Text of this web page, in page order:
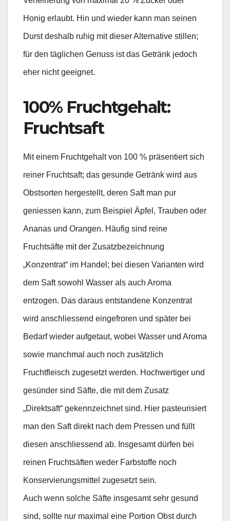
Honig erlaubt. Hin und wieder kann man seinen
Durst deshalb ruhig mit dieser Alternative stillen;
für den täglichen Genuss ist das Getränk jedoch
eher nicht geeignet.
100% Fruchtgehalt:
Fruchtsaft
Mit einem Fruchtgehalt von 100 % präsentiert sich
reiner Fruchtsaft; das gesunde Getränk wird aus
Obstsorten hergestellt, deren Saft man pur
geniessen kann, zum Beispiel Äpfel, Trauben oder
Ananas und Orangen. Häufig sind reine
Fruchtsäfte mit der Zusatzbezeichnung
„Konzentrat“ im Handel; bei diesen Varianten wird
dem Saft sowohl Wasser als auch Aroma
entzogen. Das daraus entstandene Konzentrat
wird anschliessend eingefroren und später bei
Bedarf wieder aufgetaut, wobei Wasser und Aroma
sowie manchmal auch noch zusätzlich
Fruchtfleisch zugesetzt werden. Hochwertiger und
gesünder sind Säfte, die mit dem Zusatz
„Direktsaft“ gekennzeichnet sind. Hier pasteurisiert
man den Saft direkt nach dem Pressen und füllt
diesen anschliessend ab. Insgesamt dürfen bei
reinen Fruchtsäften weder Farbstoffe noch
Konservierungsmittel zugesetzt sein.
Auch wenn solche Säfte insgesamt sehr gesund
sind, sollte nur maximal eine Portion Obst durch